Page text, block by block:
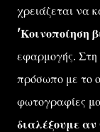
χρειάζεται να
'Κοινοποίηση
εφαρμογής.
πρόσωπο με το
φωτογραφίες
διαλέξουμε